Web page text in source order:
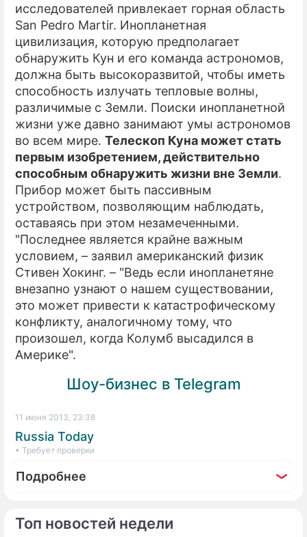
Топ новостей недели
исследователей привлекает горная область
San Pedro Martir. Инопланетная
цивилизация, которую предполагает
обнаружить Кун и его команда астрономов,
должна быть высокоразвитой, чтобы иметь
способность излучать тепловые волны,
различимые с Земли. Поиски инопланетной
жизни уже давно занимают умы астрономов
во всем мире. Телескоп Куна может стать
первым изобретением, действительно
способным обнаружить жизни вне Земли.
Прибор может быть пассивным
устройством, позволяющим наблюдать,
оставаясь при этом незамеченными.
"Последнее является крайне важным
условием, – заявил американский физик
Стивен Хокинг. – "Ведь если инопланетяне
внезапно узнают о нашем существовании,
это может привести к катастрофическому
конфликту, аналогичному тому, что
произошел, когда Колумб высадился в
Америке".
Шоу-бизнес в Telegram
11 июня 2013, 23:38
Russia Today
• Требует проверки
Подробнее